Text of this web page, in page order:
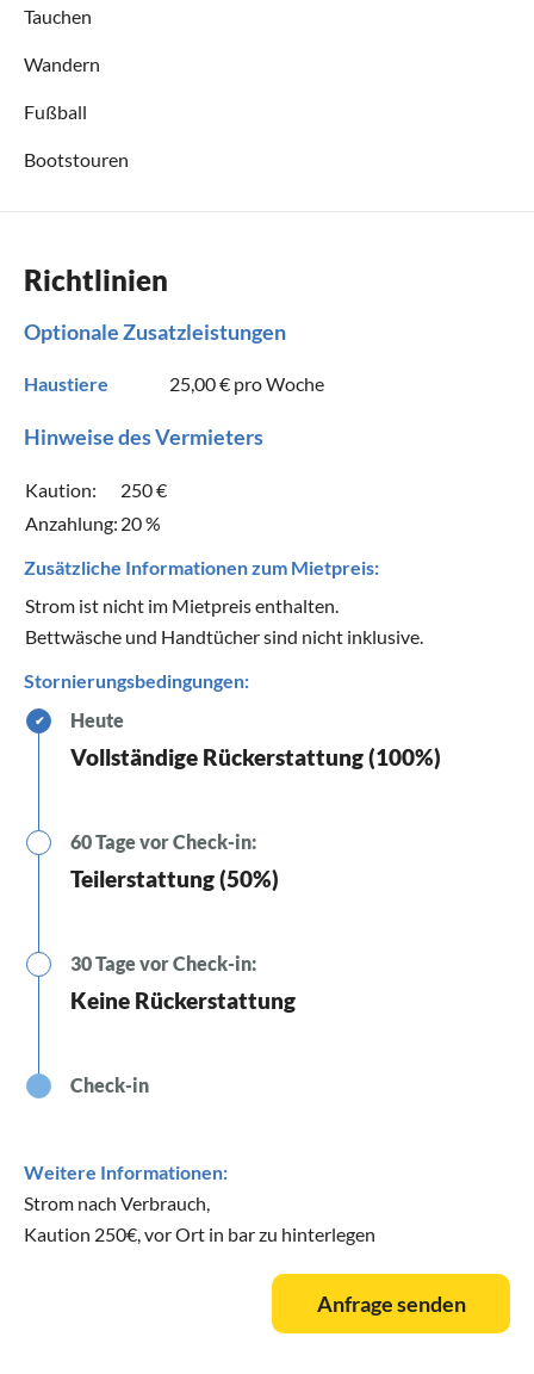
Tauchen
Wandern
Fußball
Bootstouren
Richtlinien
Optionale Zusatzleistungen
Haustiere 25,00 € pro Woche
Hinweise des Vermieters
Kaution:
250 €
Anzahlung: 20 %
Zusätzliche Informationen zum Mietpreis:
Strom ist nicht im Mietpreis enthalten.
Bettwäsche und Handtücher sind nicht inklusive.
Stornierungsbedingungen:
✔ Heute
Vollständige Rückerstattung (100%)
60 Tage vor Check-in:
Teilerstattung (50%)
30 Tage vor Check-in:
Keine Rückerstattung
Check-in
Weitere Informationen:
Strom nach Verbrauch,
Kaution 250€, vor Ort in bar zu hinterlegen
Anfrage senden